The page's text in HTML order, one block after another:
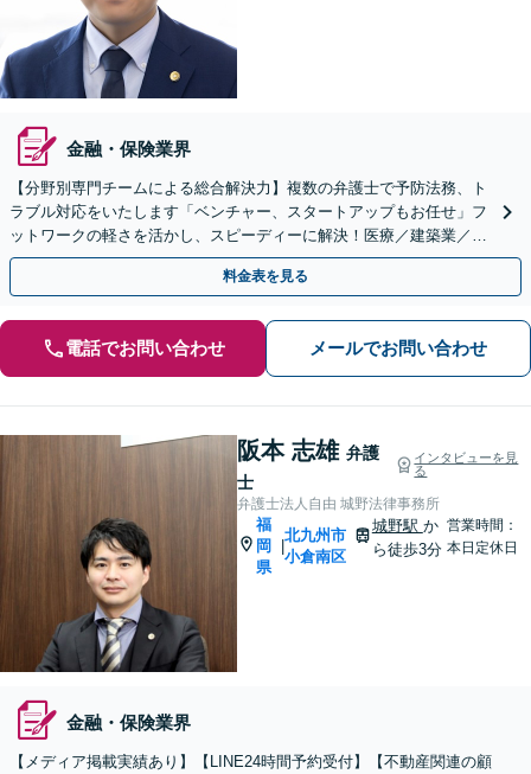
金融・保険業界
【分野別専門チームによる総合解決力】複数の弁護士で予防法務、ト
ラブル対応をいたします「ベンチャー、スタートアップもお任せ」フ
ットワークの軽さを活かし、スピーディーに解決！医療／建築業／情
報通信／卸売業／製造業／不動産など、幅広い業種に対応
料金表を見る
電話でお問い合わせ メールでお問い合わせ
阪本 志雄 弁護
士
インタビューを見
る
弁護士法人自由 城野法律事務所
福
岡
県
|
北九州市
小倉南区
城野駅 か
ら徒歩3分
営業時間：
本日定休日
金融・保険業界
【メディア掲載実績あり】【LINE24時間予約受付】【不動産関連の顧